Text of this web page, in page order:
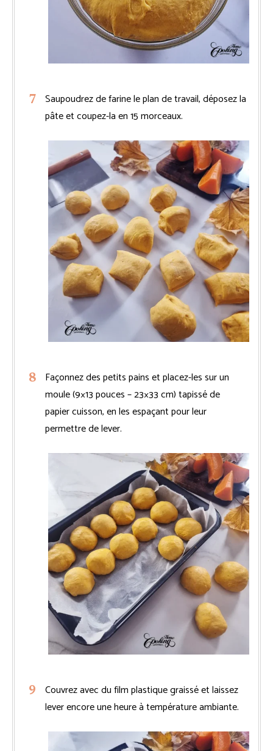
Saupoudrez de farine le plan de travail, déposez la
pâte et coupez-la en 15 morceaux.
Façonnez des petits pains et placez-les sur un
moule (9×13 pouces – 23×33 cm) tapissé de
papier cuisson, en les espaçant pour leur
permettre de lever.
Couvrez avec du film plastique graissé et laissez
lever encore une heure à température ambiante.